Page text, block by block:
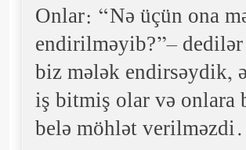
Onlar: “Nə üçün ona
endirilməyib?”–
biz mələk endirsəydik,
iş bitmiş olar və onlara
belə möhlət verilməzdi.